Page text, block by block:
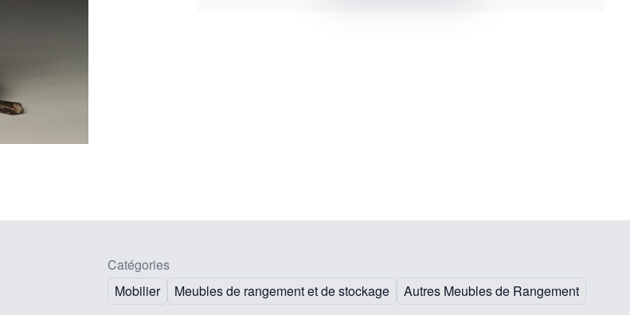
Catégories
Mobilier
Meubles de rangement et de stockage Autres Meubles de Rangement